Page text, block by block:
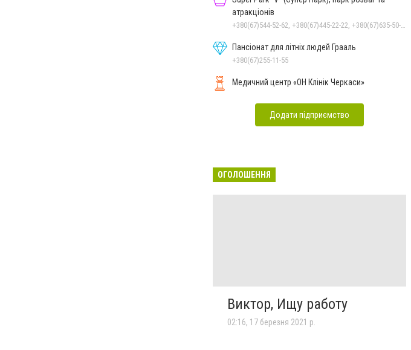
атракціонів
+380(67)544-52-62, +380(67)445-22-22, +380(67)635-50-50
Пансіонат для літніх людей Грааль
+380(67)255-11-55
Медичний центр «ОН Клінік Черкаси»
Додати підприємство
ОГОЛОШЕННЯ
Виктор, Ищу работу
02:16, 17 березня 2021 р.